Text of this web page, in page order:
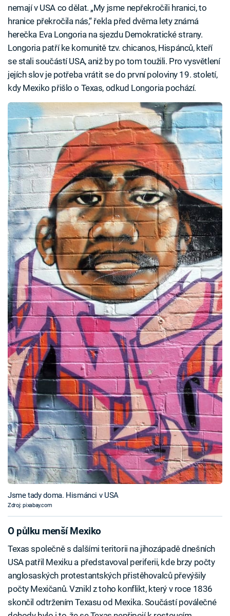
nemají v USA co dělat. „My jsme nepřekročili hranici, to
hranice překročila nás,“ řekla před dvěma lety známá
herečka Eva Longoria na sjezdu Demokratické strany.
Longoria patří ke komunitě tzv. chicanos, Hispánců, kteří
se stali součástí USA, aniž by po tom toužili. Pro vysvětlení
jejích slov je potřeba vrátit se do první poloviny 19. století,
kdy Mexiko přišlo o Texas, odkud Longoria pochází.
Jsme tady doma. Hismánci v USA
Zdroj: pixabay.com
O půlku menší Mexiko
Texas společně s dalšími teritorii na jihozápadě dnešních
USA patřil Mexiku a představoval periferii, kde brzy počty
anglosaských protestantských přistěhovalců převýšily
počty Mexičanů. Vznikl z toho konflikt, který v roce 1836
skončil odtržením Texasu od Mexika. Součástí poválečné